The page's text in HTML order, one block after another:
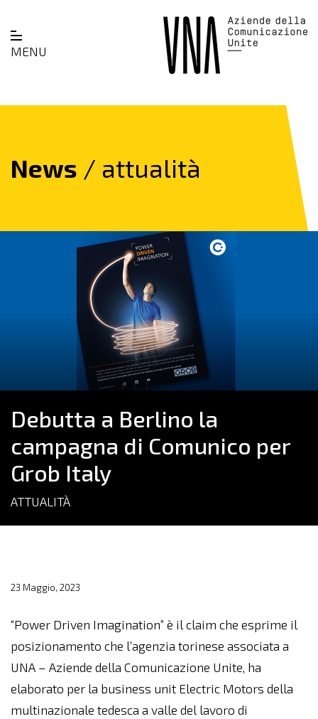
MENU
News / attualità
Debutta a Berlino la
campagna di Comunico per
Grob Italy
ATTUALITÀ
23 Maggio, 2023
“Power Driven Imagination” è il claim che esprime il
posizionamento che l’agenzia torinese associata a
UNA – Aziende della Comunicazione Unite, ha
elaborato per la business unit Electric Motors della
multinazionale tedesca a valle del lavoro di